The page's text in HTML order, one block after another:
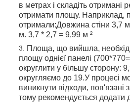
в метрах і складіть отримані
отримати площу. Наприклад,
отримали:Довжина стіни 3,7
м. 3,7 * 2,7 = 9,99 м ²
Площа, що вийшла,
площу однієї панелі
округлити у більшу сторону:
округляємо до 19.У процесі
виникнути відходи, пов'язані
тому рекомендується додати